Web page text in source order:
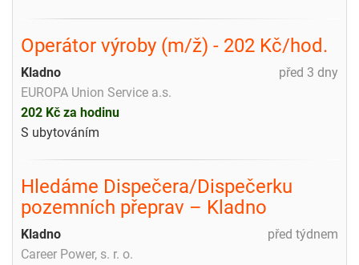
Operátor výroby (m/ž) - 202 Kč/hod.
před 3 dny
Kladno
EUROPA Union Service a.s.
202 Kč za hodinu
S ubytováním
Hledáme Dispečera/Dispečerku
pozemních přeprav – Kladno
před týdnem
Kladno
Career Power, s. r. o.